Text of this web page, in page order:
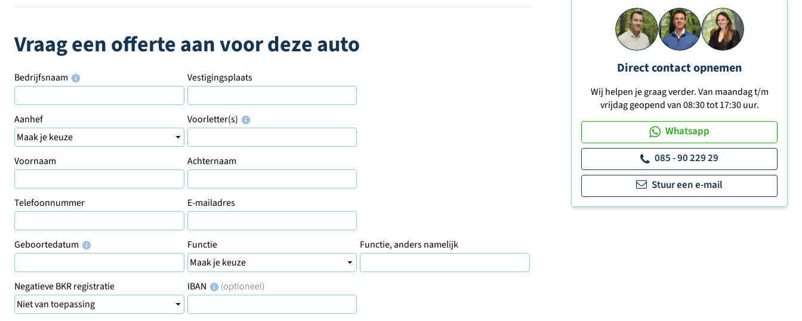
Vraag een offerte aan voor deze auto
Bedrijfsnaam Vestigingsplaats
Aanhef Voorletter(s)
Voornaam Achternaam
Telefoonnummer E-mailadres
Geboortedatum Functie Functie, anders namelijk
Negatieve BKR registratie IBAN (optioneel)
Direct contact opnemen
Wij helpen je graag verder. Van maandag t/m
vrijdag geopend van 08:30 tot 17:30 uur.
Whatsapp
085 - 90 229 29
Stuur een e-mail